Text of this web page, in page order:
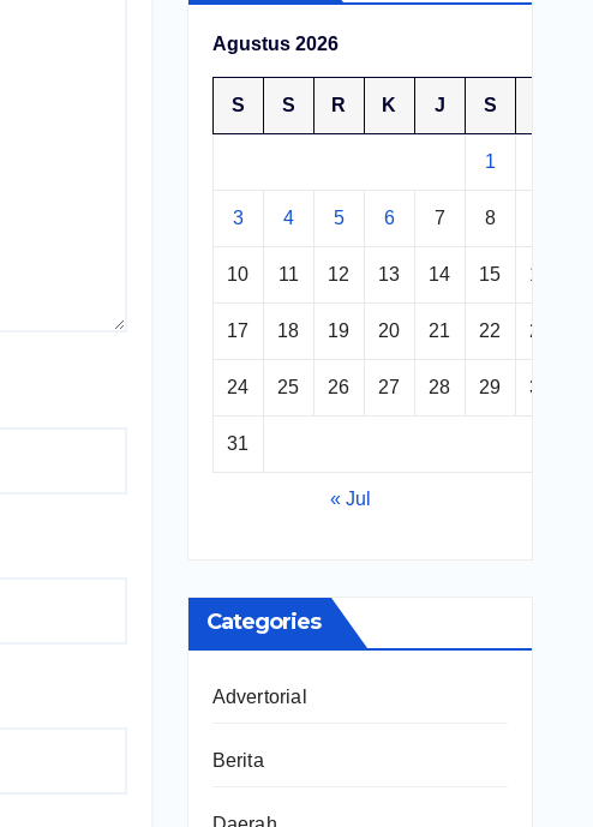
Agustus 2026
S S R K J S
1
3 4 5 6 7 8
10 11 12 13 14 15 16
17 18 19 20 21 22 23
24 25 26 27 28 29 30
31
« Jul
Categories
Advertorial
Berita